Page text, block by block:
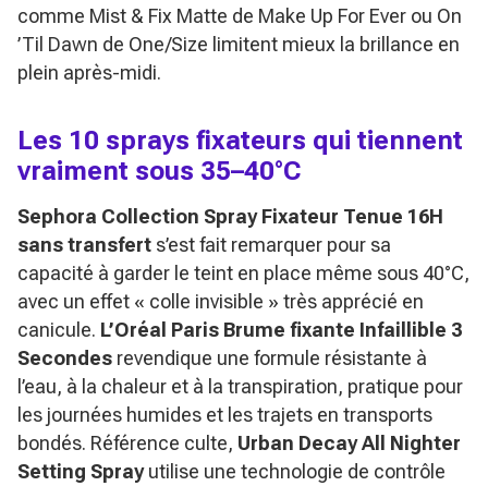
comme Mist & Fix Matte de Make Up For Ever ou On
’Til Dawn de One/Size limitent mieux la brillance en
plein après-midi.
Les 10 sprays fixateurs qui tiennent
vraiment sous 35–40°C
Sephora Collection Spray Fixateur Tenue 16H
sans transfert s’est fait remarquer pour sa
capacité à garder le teint en place même sous 40°C,
avec un effet « colle invisible » très apprécié en
canicule. L’Oréal Paris Brume fixante Infaillible 3
Secondes revendique une formule résistante à
l’eau, à la chaleur et à la transpiration, pratique pour
les journées humides et les trajets en transports
bondés. Référence culte, Urban Decay All Nighter
Setting Sprayutilise une technologie de contrôle